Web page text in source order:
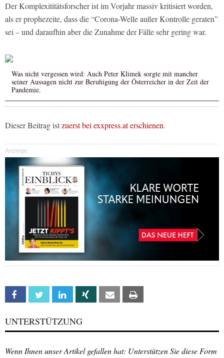
Der Komplexititätsforscher ist im Vorjahr massiv kritisiert worden,
als er prophezeite, dass die “Corona-Welle außer Kontrolle geraten”
sei – und daraufhin aber die Zunahme der Fälle sehr gering war.
Was nicht vergessen wird: Auch Peter Klimek sorgte mit mancher
seiner Aussagen nicht zur Beruhigung der Österreicher in der Zeit der
Pandemie.
Dieser Beitrag istzuerst bei exxpress.at erschienen.
Anzeige
Facebook Twitter Linkedin Xing Email
UNTERSTÜTZUNG
Wenn Ihnen unser Artikel gefallen hat: Unterstützen Sie diese Form